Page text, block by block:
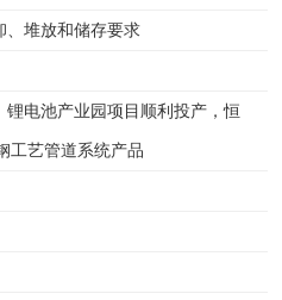
、堆放和储存要求
电池产业园项目顺利投产，恒
工艺管道系统产品